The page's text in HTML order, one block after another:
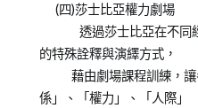
(四)莎士比亞權力劇場
透過莎士比亞在不同經
的特殊詮釋與演繹方式，
藉由劇場課程訓練，讓
係」、「權力」、「人際」